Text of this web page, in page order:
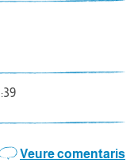
Veure comentaris